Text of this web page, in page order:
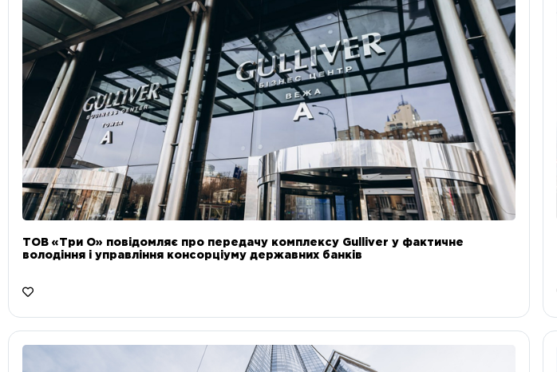
ТОВ «Три О» повідомляє про передачу комплексу Gulliver у фактичне
володіння і управління консорціуму державних банків